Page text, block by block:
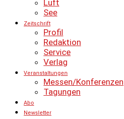
Luft
See
Zeitschrift
Profil
Redaktion
Service
Verlag
Veranstaltungen
Messen/Konferenzen
Tagungen
Abo
Newsletter